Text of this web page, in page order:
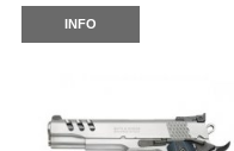
INFO